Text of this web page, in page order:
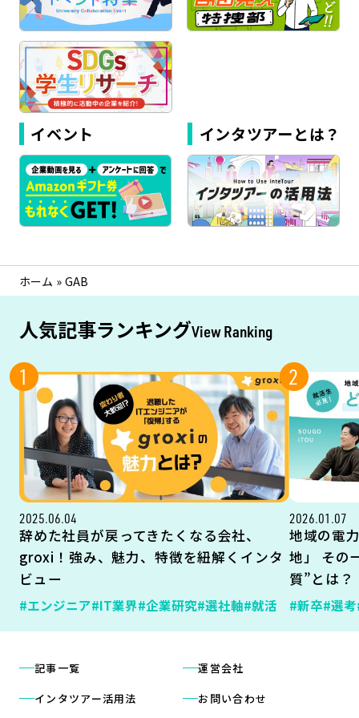
イベント インタツアーとは？
ホーム » GAB
人気記事ランキングView Ranking
1
2025.06.04
辞めた社員が戻ってきたくなる会社、
groxi！強み、魅力、特徴を紐解くインタ
ビュー
#エンジニア#IT業界#企業研究#選社軸#就活
2
2026.01.07
地域の電
地」 その
質”とは？
#新卒#選考
記事一覧
インタツアー活用法
運営会社
お問い合わせ